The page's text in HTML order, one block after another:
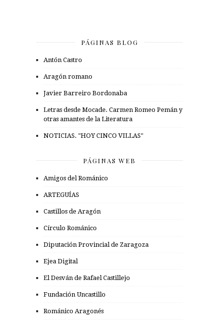
PÁGINAS BLOG
Antón Castro
Aragón romano
Javier Barreiro Bordonaba
Letras desde Mocade. Carmen Romeo Pemán y
otras amantes de la Literatura
NOTICIAS. "HOY CINCO VILLAS"
PÁGINAS WEB
Amigos del Románico
ARTEGUÍAS
Castillos de Aragón
Círculo Románico
Diputación Provincial de Zaragoza
Ejea Digital
El Desván de Rafael Castillejo
Fundación Uncastillo
Románico Aragonés